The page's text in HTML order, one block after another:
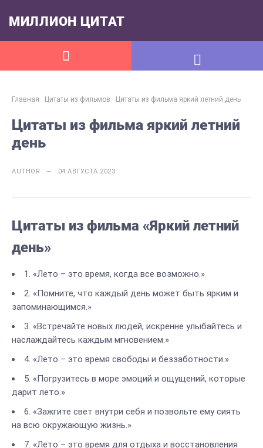
МИЛЛИОН ЦИТАТ
Главная Цитаты из фильмов Цитаты из фильма яркий летний день
Цитаты из фильма яркий летний
день
AUTHOR — 04 АВГУСТА 2023
Цитаты из фильма «Яркий летний
день»
1. «Лето – это время, когда все возможно.»
2. «Помните, что каждый день может быть ярким и
запоминающимся.»
3. «Встречайте новых людей, искренне улыбайтесь и
наслаждайтесь каждым мгновением.»
4. «Лето – это время свободы и беззаботности.»
5. «Погрузитесь в море эмоций и ощущений, которые
дарит лето.»
6. «Зажгите свет внутри себя и позвольте ему сиять
на всю окружающую жизнь.»
7. «Лето – это время для отдыха и восстановления